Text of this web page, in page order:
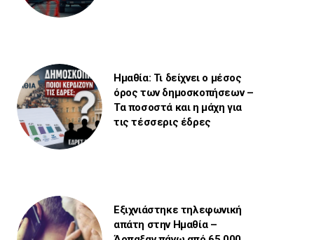
Ημαθία: Τι δείχνει ο μέσος
όρος των δημοσκοπήσεων –
Τα ποσοστά και η μάχη για
τις τέσσερις έδρες
Εξιχνιάστηκε τηλεφωνική
απάτη στην Ημαθία –